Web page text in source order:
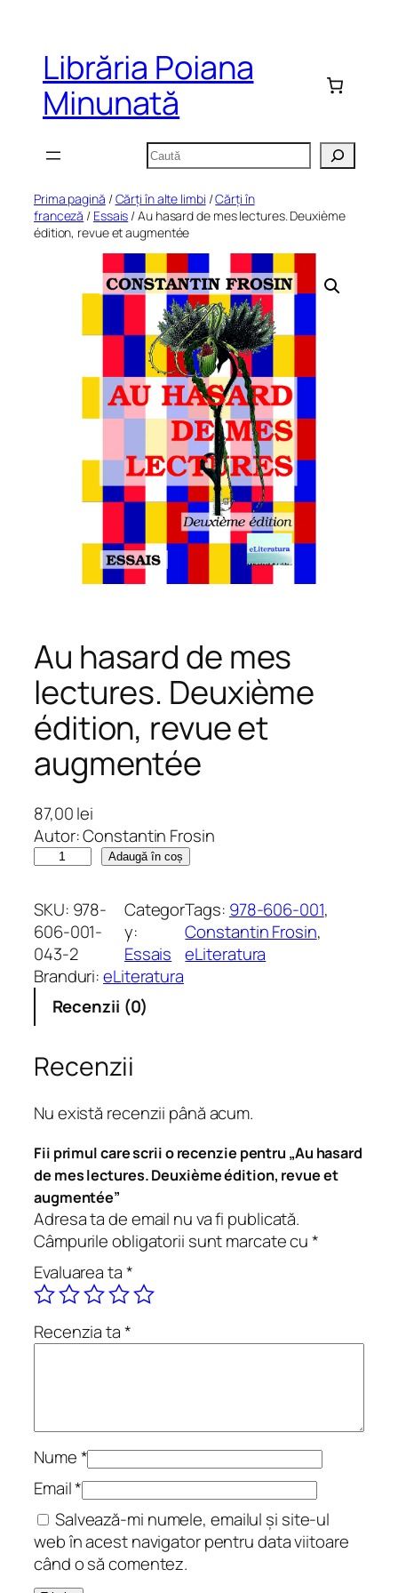
conținutLibrăria Poiana
Minunată
Caută
Prima pagină /Cărți în alte limbi /Cărți în
franceză / Essais / Au hasard de mes lectures. Deuxième
édition, revue et augmentée
Au hasard de mes
lectures. Deuxième
édition, revue et
augmentée
87,00lei
Autor: Constantin Frosin
n
t
i
t
a
A
u
h
a
s
a
r
d
d
m
e
s
l
u
r
e
s
D
e
Adaugă în coș
SKU: 978-
606-001-
043-2
Categor
y:
Essais
Tags: 978-606-001
Constantin Frosin
eLiteratura
Branduri:eLiteratura
Recenzii (0)
Recenzii
Nu există recenzii până acum.
Fii primul care scrii o recenzie pentru „Au hasard
de mes lectures. Deuxième édition, revue et
augmentée”
Adresa ta de email nu va fi publicată.
Câmpurile obligatorii sunt marcate cu*
Evaluarea ta*
Recenzia ta*
Nume*
Email*
Salvează-mi numele, emailul și site-ul
web în acest navigator pentru data viitoare
când o să comentez.